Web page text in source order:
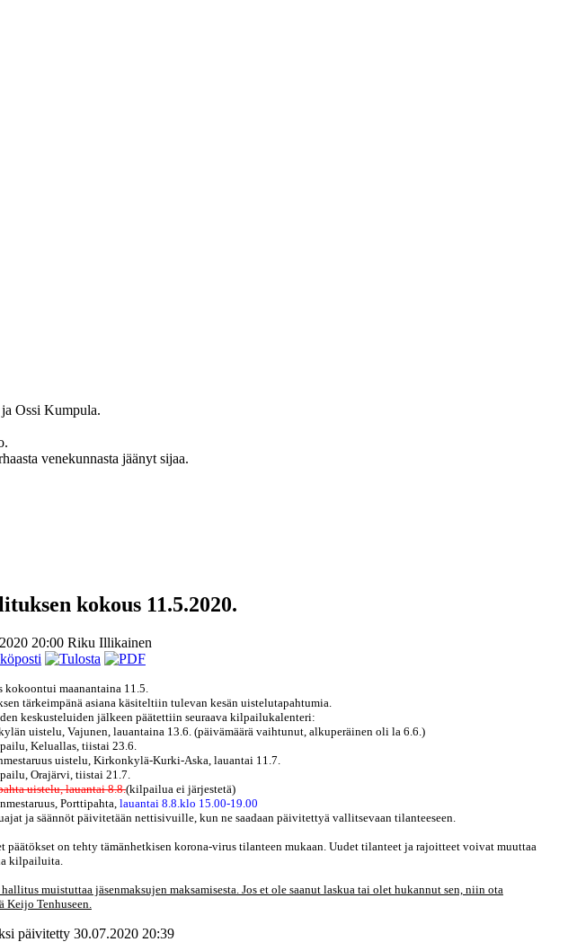
Ossi Kumpula.
venekunnasta jäänyt sijaa.
kokous 11.5.2020.
20:00 Riku Illikainen
kokoontui maanantaina 11.5.
tärkeimpänä asiana käsiteltiin tulevan kesän uistelutapahtumia.
keskusteluiden jälkeen päätettiin seuraava kilpailukalenteri:
uistelu, Vajunen, lauantaina 13.6. (päivämäärä vaihtunut, alkuperäinen oli la 6.6.)
Keluallas, tiistai 23.6.
uistelu, Kirkonkylä-Kurki-Aska, lauantai 11.7.
Orajärvi, tiistai 21.7.
uistelu, lauantai 8.8.(kilpailua ei järjestetä)
Porttipahta, lauantai 8.8.klo 15.00-19.00
ja säännöt päivitetään nettisivuille, kun ne saadaan päivitettyä vallitsevaan tilanteeseen.
päätökset on tehty tämänhetkisen korona-virus tilanteen mukaan. Uudet tilanteet ja rajoitteet voivat muuttaa
kilpailuita.
muistuttaa jäsenmaksujen maksamisesta. Jos et ole saanut laskua tai olet hukannut sen, niin ota
Keijo Tenhuseen.
päivitetty 30.07.2020 20:39